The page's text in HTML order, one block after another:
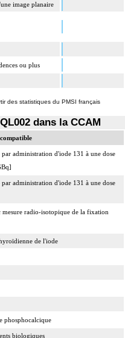
image planaire
ou plus
des statistiques du PMSI français
dans la CCAM
administration d'iode 131 à une dose
administration d'iode 131 à une dose
radio-isotopique de la fixation
de l'iode
phosphocalcique
biologiques